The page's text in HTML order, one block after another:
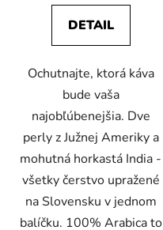
DETAIL
Ochutnajte, ktorá káva
bude vaša
najobľúbenejšia. Dve
perly z Južnej Ameriky a
mohutná horkastá India -
všetky čerstvo upražené
na Slovensku v jednom
balíčku. 100% Arabica to